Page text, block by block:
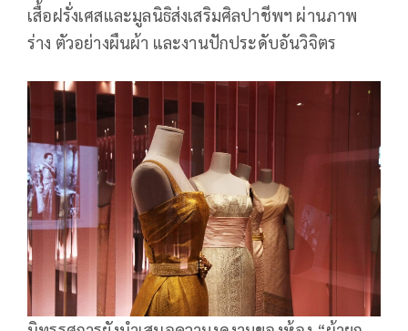
เสื้อฝรั่งเศสและมูลนิธิส่งเสริมศิลปาชีพฯ ผ่านภาพ
ร่าง ตัวอย่างผืนผ้า และงานปักประดับอันวิจิตร